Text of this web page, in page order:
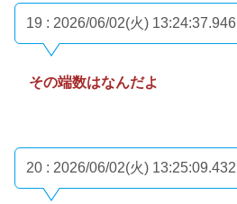
19 : 2026/06/02(火) 13:24:37.946
その端数はなんだよ
20 : 2026/06/02(火) 13:25:09.432